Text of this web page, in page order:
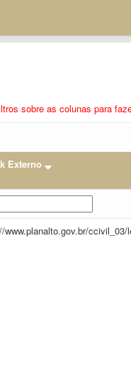
sobre as colunas para
Externo
www.planalto.gov.br/